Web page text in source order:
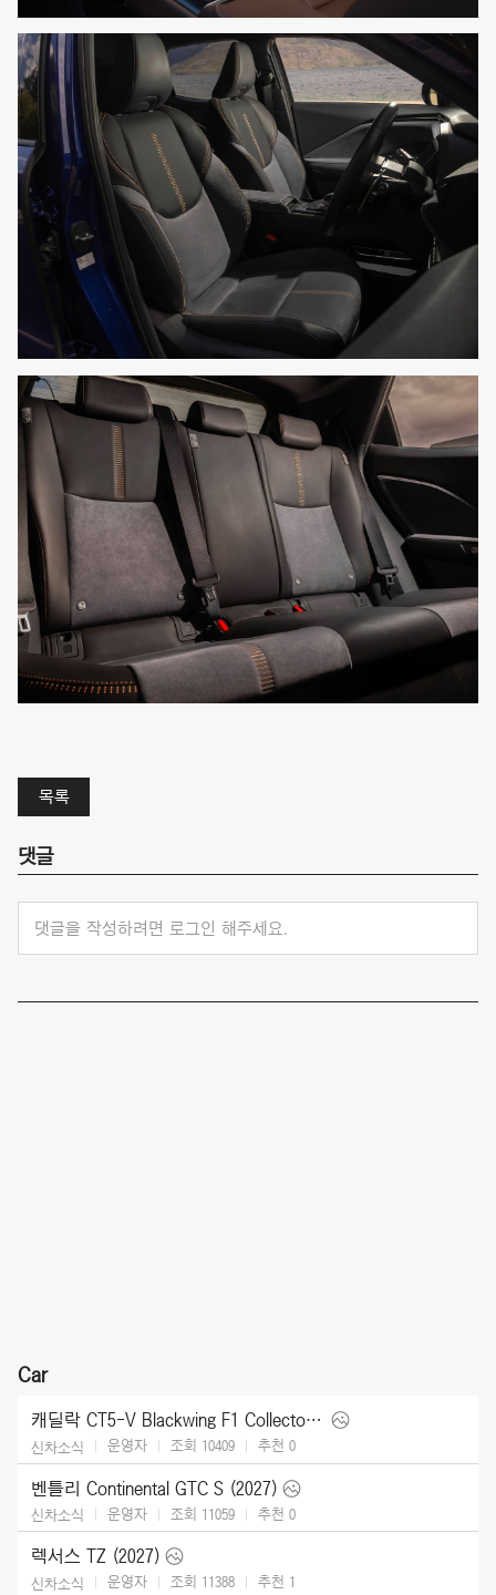
목록
댓글
댓글을 작성하려면 로그인 해주세요.
Car
캐딜락 CT5-V Blackwing F1 Collector Series (2026)
신차소식 운영자 조회 10409 추천 0
벤틀리 Continental GTC S (2027)
신차소식 운영자 조회 11059 추천 0
렉서스 TZ (2027)
신차소식 운영자 조회 11388 추천 1